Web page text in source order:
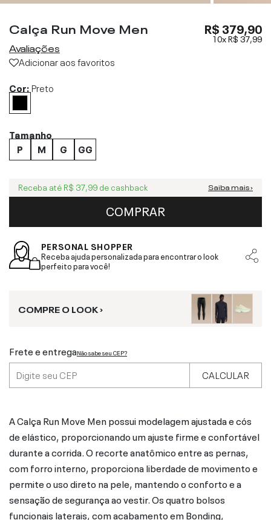
Calça Run Move Men
Avaliações
Adicionar aos favoritos
R$ 379,90
10xR$ 37,99
Cor:Preto
Tamanho
P
M G GG
Receba até R$ 37,99 de cashback Saiba mais ›
COMPRAR
PERSONAL SHOPPER
Receba ajuda personalizada para encontrar o look
perfeito para você!
COMPRE O LOOK ›
Frete e entregaNão sabe seu CEP?
CALCULAR
A Calça Run Move Men possui modelagem ajustada e cós
de elástico, proporcionando um ajuste firme e confortável
durante a corrida. O recorte anatômico entre as pernas,
com forro interno, proporciona liberdade de movimento e
permite o uso direto na pele, mantendo o conforto e a
sensação de segurança ao vestir. Os quatro bolsos
funcionais laterais, com acabamento em Bonding,